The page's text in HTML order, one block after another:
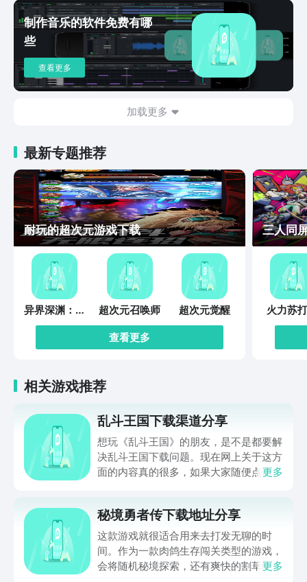
与MIDI的互转更多功能无法表达，赶紧
去下载吧~
制作音乐的软件免费有哪
些
查看更多
加载更多
最新专题推荐
耐玩的超次元游戏下载
异界深渊：觉
醒
超次元召唤师
超次元觉醒
查看更多
三人同
火力苏
相关游戏推荐
乱斗王国下载渠道分享
想玩《乱斗王国》的朋友，是不是都要解
决乱斗王国下载问题。现在网上关于这方
面的内容真的很多，如果大家随便点击陌
app进行下载会更加方便，九游是手游福
利最多的游戏平台，在这里不仅能够看到
游戏资源，还能及时查看后续的消息、活
动内容等相关信息。
更多
秘境勇者传下载地址分享
这款游戏就很适合用来去打发无聊的时
间。作为一款肉鸽生存闯关类型的游戏，
会将随机秘境探索，还有爽快的割草闯关
更多